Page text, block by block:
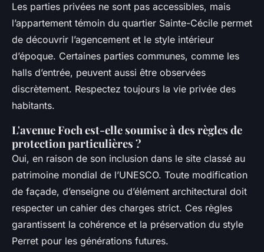
Les parties privées ne sont pas accessibles, mais
l’appartement témoin du quartier Sainte-Cécile permet
de découvrir l’agencement et le style intérieur
d’époque. Certaines parties communes, comme les
halls d’entrée, peuvent aussi être observées
discrètement. Respectez toujours la vie privée des
habitants.
L'avenue Foch est-elle soumise à des règles de
protection particulières ?
Oui, en raison de son inclusion dans le site classé au
patrimoine mondial de l’UNESCO. Toute modification
de façade, d’enseigne ou d’élément architectural doit
respecter un cahier des charges strict. Ces règles
garantissent la cohérence et la préservation du style
Perret pour les générations futures.